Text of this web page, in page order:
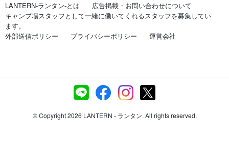
LANTERN-ランタン-とは
広告掲載・お問い合わせについて
キャンプ場スタッフとして一緒に働いてくれるスタッフを募集してい
ます。
外部送信ポリシー
プライバシーポリシー 運営会社
© Copyright 2026 LANTERN - ランタン. All rights reserved.